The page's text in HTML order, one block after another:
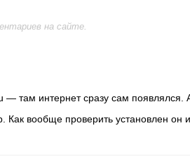
на сайте.
— там интернет сразу сам появлялся.
вообще проверить установлен он